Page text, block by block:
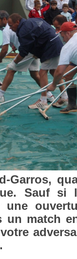
Garros,
Sauf
un match